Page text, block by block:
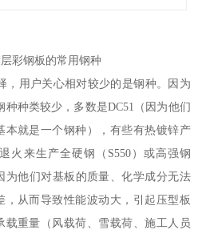
彩钢板的常用钢种
用户关心相对较少的是钢种。因为
种类较少，多数是DC51（因为他们
本就是一个钢种），有些有热镀锌产
火来生产全硬钢（S550）或高强钢
为他们对基板的质量、化学成分无法
从而导致性能波动大，引起压型板
载重量（风载荷、雪载荷、施工人员